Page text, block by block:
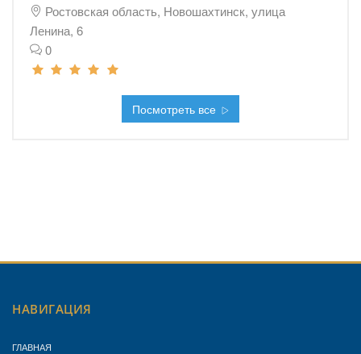
Ростовская область, Новошахтинск, улица
Ленина, 6
0
Посмотреть все
НАВИГАЦИЯ
ГЛАВНАЯ